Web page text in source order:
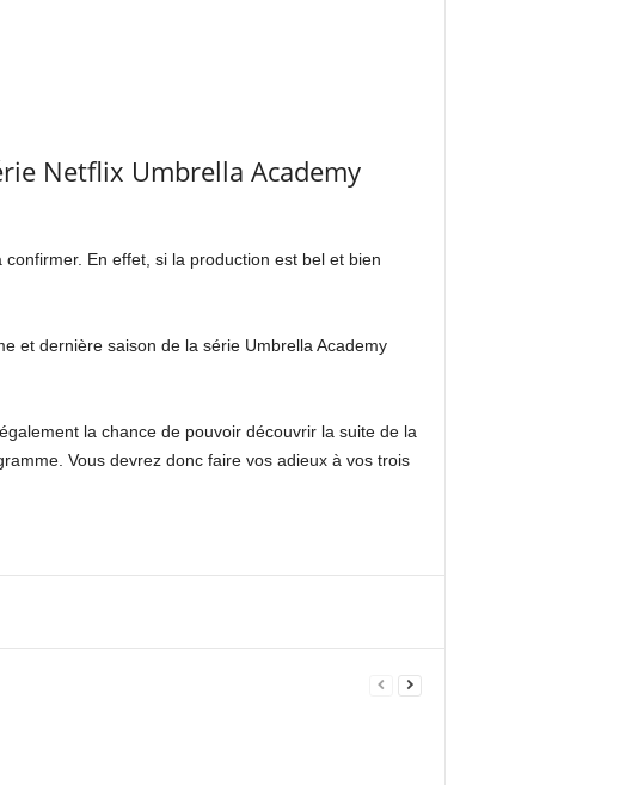
Netflix Umbrella Academy
En effet, si la production est bel et bien
et dernière saison de la série Umbrella Academy
la chance de pouvoir découvrir la suite de la
Vous devrez donc faire vos adieux à vos trois